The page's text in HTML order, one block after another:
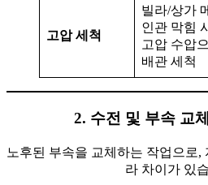
고압 세척
빌라/상가 메
인관 막힘 시
고압 수압
배관 세척
2. 수전 및 부속 교
노후된 부속을 교체하는 작업으로,
라 차이가 있